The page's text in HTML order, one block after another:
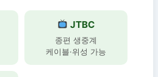
JTBC
종편 생중계
케이블·위성 가능